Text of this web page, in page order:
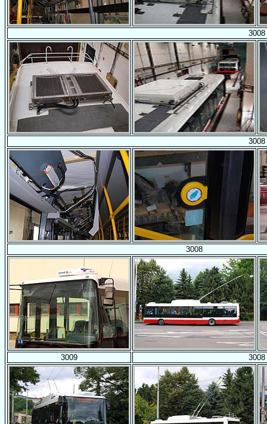
3008
3008
3008
3009 3008